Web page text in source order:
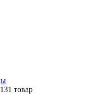
131 товар